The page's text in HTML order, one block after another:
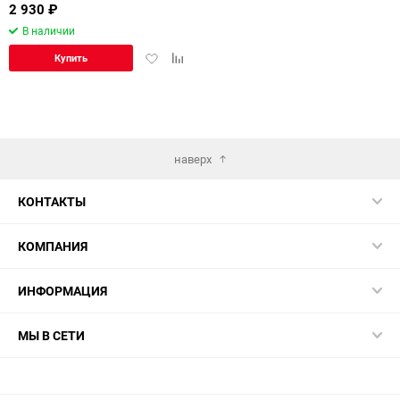
2 930 ₽
В наличии
ДобавитьДобавить
Купить
наверх
КОНТАКТЫ
КОМПАНИЯ
ИНФОРМАЦИЯ
МЫ В СЕТИ